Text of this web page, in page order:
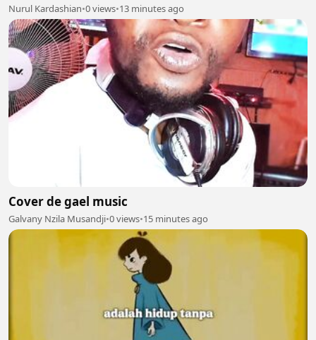
Nurul Kardashian•0 views•13 minutes ago
Cover de gael music
Galvany Nzila Musandji•0 views•15 minutes ago